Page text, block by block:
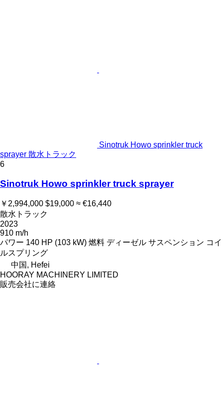
Sinotruk Howo sprinkler truck
sprayer 散水トラック
6
Sinotruk Howo sprinkler truck sprayer
￥2,994,000 $19,000 ≈ €16,440
散水トラック
2023
910 m/h
パワー 140 HP (103 kW) 燃料 ディーゼル サスペンション コイ
ルスプリング
中国, Hefei
HOORAY MACHINERY LIMITED
販売会社に連絡